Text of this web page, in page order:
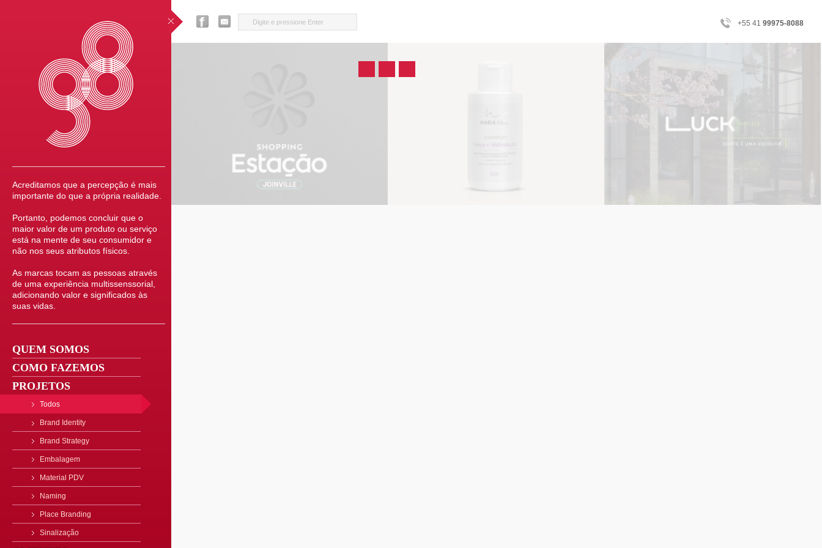
Acreditamos que a percepção é mais
importante do que a própria realidade.
Portanto, podemos concluir que o
maior valor de um produto ou serviço
está na mente de seu consumidor e
não nos seus atributos físicos.
As marcas tocam as pessoas através
de uma experiência multissenssorial,
adicionando valor e significados às
suas vidas.
QUEM SOMOS
COMO FAZEMOS
PROJETOS
Todos
Brand Identity
Brand Strategy
Embalagem
Material PDV
Naming
Place Branding
Sinalização
+55 41 99975-8088